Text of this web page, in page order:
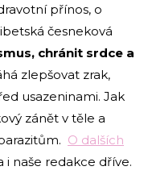
přínos, o
česneková
chránit srdce a
zlepšovat zrak,
usazeninami. Jak
zánět v těle a
O dalších
i naše redakce dříve.